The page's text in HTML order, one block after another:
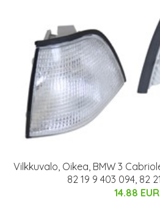
Vilkkuvalo, Oikea, BMW 3
82 19 9 403 094, 82
14.88 EUR